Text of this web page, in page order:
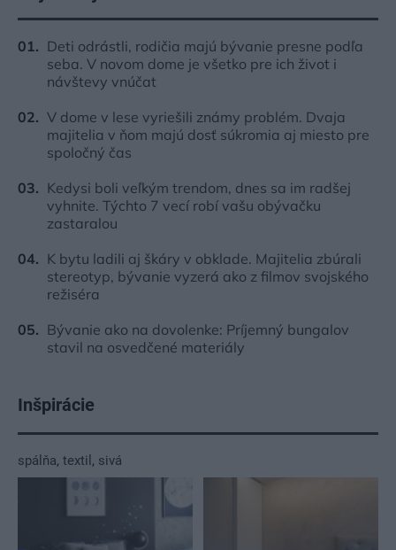
Deti odrástli, rodičia majú bývanie presne podľa
seba. V novom dome je všetko pre ich život i
návštevy vnúčat
V dome v lese vyriešili známy problém. Dvaja
majitelia v ňom majú dosť súkromia aj miesto pre
spoločný čas
Kedysi boli veľkým trendom, dnes sa im radšej
vyhnite. Týchto 7 vecí robí vašu obývačku
zastaralou
K bytu ladili aj škáry v obklade. Majitelia zbúrali
stereotyp, bývanie vyzerá ako z filmov svojského
režiséra
Bývanie ako na dovolenke: Príjemný bungalov
stavil na osvedčené materiály
Inšpirácie
spálňa, textil , sivá